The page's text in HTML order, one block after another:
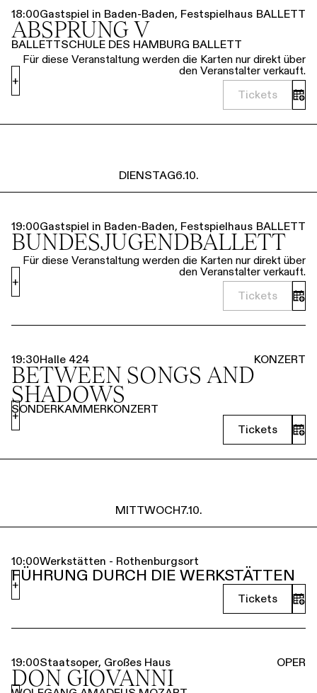
18:00Gastspiel in Baden-Baden, Festspielhaus BALLETT
ABSPRUNG V
BALLETTSCHULE DES HAMBURG BALLETT
Für diese Veranstaltung werden die Karten nur direkt über
den Veranstalter verkauft.
Tickets
+
DIENSTAG6.10.
19:00Gastspiel in Baden-Baden, Festspielhaus BALLETT
BUNDESJUGENDBALLETT
Für diese Veranstaltung werden die Karten nur direkt über
den Veranstalter verkauft.
Tickets
+
19:30Halle 424 KONZERT
BETWEEN SONGS AND
SHADOWS
SONDERKAMMERKONZERT
Tickets
+
MITTWOCH7.10.
10:00Werkstätten - Rothenburgsort
FÜHRUNG DURCH DIE WERKSTÄTTEN
Tickets
+
19:00Staatsoper, Großes Haus OPER
DON GIOVANNI